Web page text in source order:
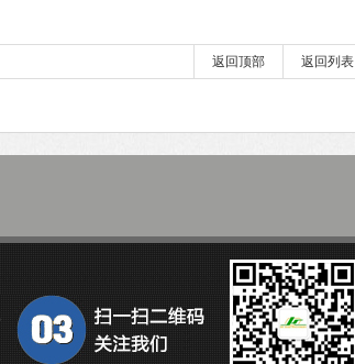
返回列表
返回顶部